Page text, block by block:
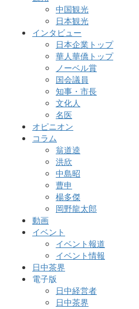
中国観光
日本観光
インタビュー
日本企業トップ
華人華僑トップ
ノーベル賞
国会議員
知事・市長
文化人
名医
オピニオン
コラム
翁道逵
洪欣
中島昭
曹申
楊多傑
岡野龍太郎
動画
イベント
イベント報道
イベント情報
日中茶界
電子版
日中経営者
日中茶界